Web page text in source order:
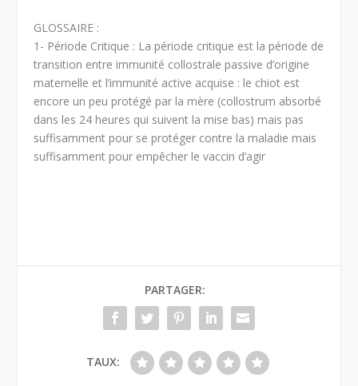
GLOSSAIRE :
1- Période Critique : La période critique est la période de
transition entre immunité collostrale passive d’origine
maternelle et l’immunité active acquise : le chiot est
encore un peu protégé par la mère (collostrum absorbé
dans les 24 heures qui suivent la mise bas) mais pas
suffisamment pour se protéger contre la maladie mais
suffisamment pour empêcher le vaccin d’agir
PARTAGER:
TAUX: